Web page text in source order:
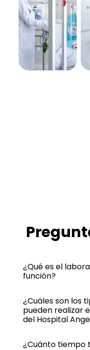
¿Qué es el
función?
¿Cuáles son los
pueden realizar
del Hospital
¿Cuánto tiempo